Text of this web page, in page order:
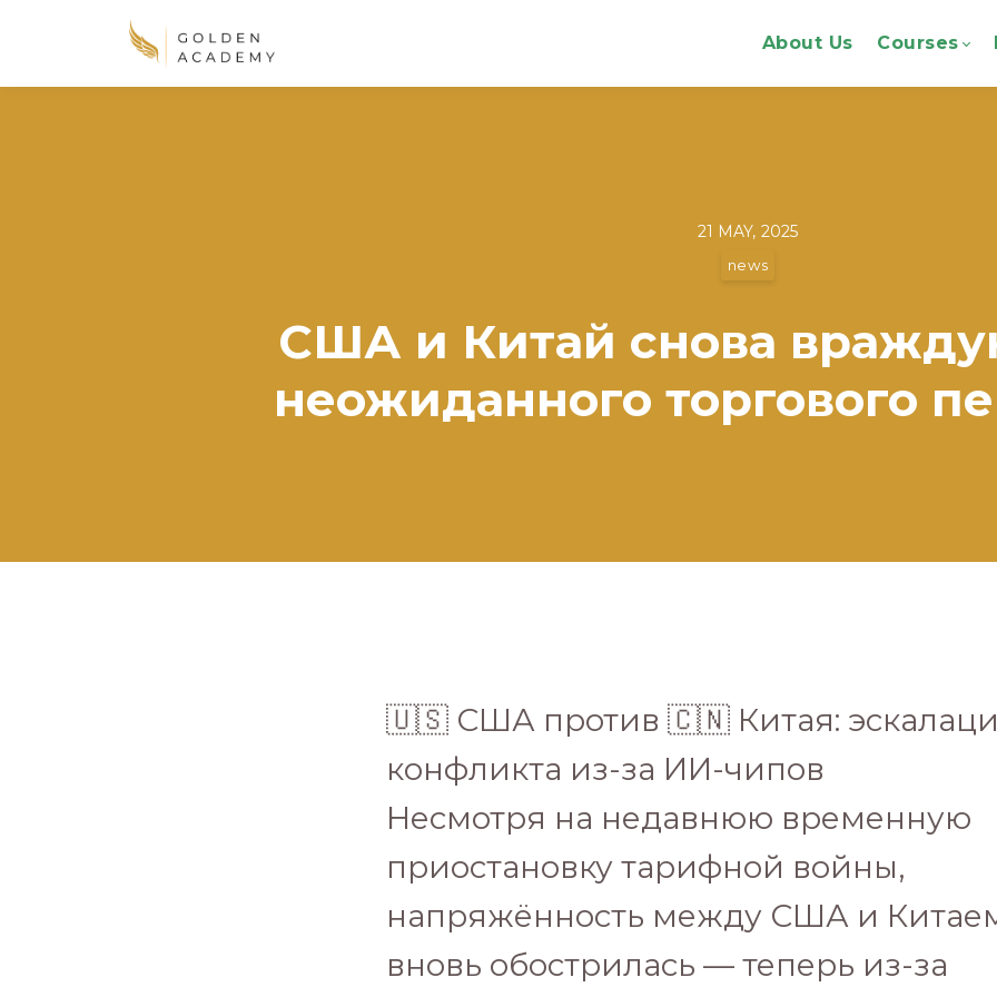
About Us Courses
21 MAY, 2025
news
США и Китай снова
неожиданного торгового
🇺🇸 США против 🇨🇳 Китая:
конфликта из-за ИИ-чипов
Несмотря на недавнюю временную
приостановку тарифной войны,
напряжённость между США и
вновь обострилась — теперь из-за